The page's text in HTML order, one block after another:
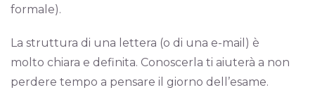
formale).
La struttura di una lettera (o di una e-mail) è
molto chiara e definita. Conoscerla ti aiuterà a non
perdere tempo a pensare il giorno dell’esame.